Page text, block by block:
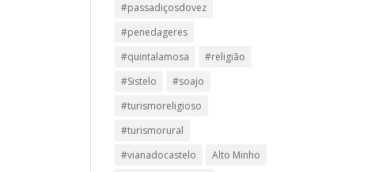
#passadiçosdovez
#penedageres
#quintalamosa
#religião
#Sistelo
#soajo
#turismoreligioso
#turismorural
#vianadocastelo
Alto Minho